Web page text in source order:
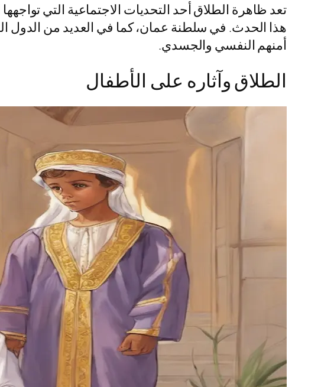
تعد ظاهرة الطلاق أحد التحديات الاجتماعية التي
هذا الحدث. في سلطنة عمان، كما في العديد من الدول
أمنهم النفسي والجسدي.
الطلاق وآثاره على الأطفال